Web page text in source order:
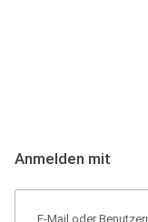
Anmelden mit